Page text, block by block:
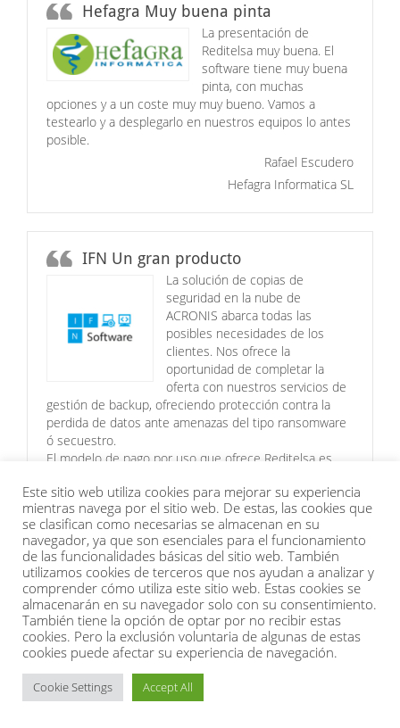
Hefagra Muy buena pinta
La presentación de
Reditelsa muy buena. El
software tiene muy buena
pinta, con muchas
opciones y a un coste muy muy bueno. Vamos a
testearlo y a desplegarlo en nuestros equipos lo antes
posible.
Rafael Escudero
Hefagra Informatica SL
IFN Un gran producto
La solución de copias de
seguridad en la nube de
ACRONIS abarca todas las
posibles necesidades de los
clientes. Nos ofrece la
oportunidad de completar la
oferta con nuestros servicios de
gestión de backup, ofreciendo protección contra la
perdida de datos ante amenazas del tipo ransomware
ó secuestro.
El modelo de pago por uso que ofrece Reditelsa es
En resumen, nos ofrece la flexibilidad para pagar sólo
por los servicios que facilitamos a nuestros clientes,
incentivando la venta de la solución ACRONIS BACKUP
CLOUD con su política de precios.
Miguel Ángel Martín
IFN software s.l.
POL Con Reditelsa y con muchas
más ventajas
Este sitio web utiliza cookies para mejorar su experiencia
mientras navega por el sitio web. De estas, las cookies que
se clasifican como necesarias se almacenan en su
navegador, ya que son esenciales para el funcionamiento
de las funcionalidades básicas del sitio web. También
utilizamos cookies de terceros que nos ayudan a analizar y
comprender cómo utiliza este sitio web. Estas cookies se
almacenarán en su navegador solo con su consentimiento.
También tiene la opción de optar por no recibir estas
cookies. Pero la exclusión voluntaria de algunas de estas
cookies puede afectar su experiencia de navegación.
Cookie Settings Accept All